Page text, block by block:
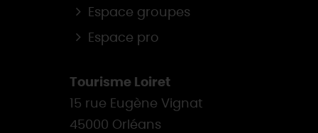
Espace groupes
Espace pro
Tourisme Loiret
15 rue Eugène Vignat
45000 Orléans